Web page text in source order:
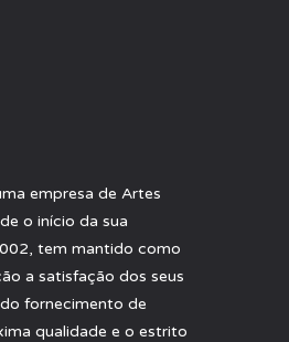
empresa de Artes
o início da sua
tem mantido como
a satisfação dos seus
fornecimento de
qualidade e o estrito